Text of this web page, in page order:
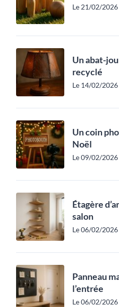
Le 21/02/2026
Un abat-
recyclé
Le 14/02/2026
Un coin
Noël
Le 09/02/2026
Étagère
salon
Le 06/02/2026
Panneau
l’entrée
Le 06/02/2026